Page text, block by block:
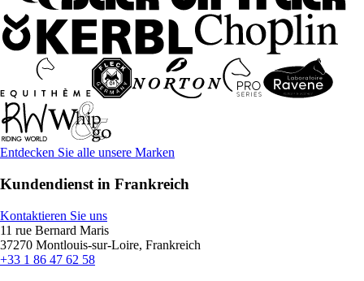
Entdecken Sie alle unsere Marken
Kundendienst in Frankreich
Kontaktieren Sie uns
11 rue Bernard Maris
37270 Montlouis-sur-Loire, Frankreich
+33 1 86 47 62 58